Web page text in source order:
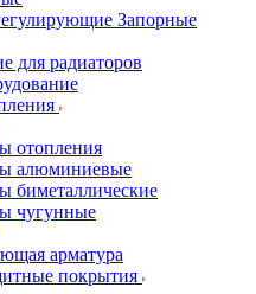
Запорные
для радиаторов
отопления
алюминиевые
биметаллические
чугунные
арматура
покрытия